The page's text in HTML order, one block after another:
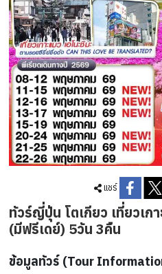
แชร์
ทัวร์ญี่ปุ่น โตเกียว เที่ยวเก
(มีฟรีเดย์) 5วัน 3คืน
ข้อมูลทัวร์ (Tour